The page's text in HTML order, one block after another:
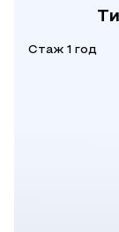
Стаж 1 год